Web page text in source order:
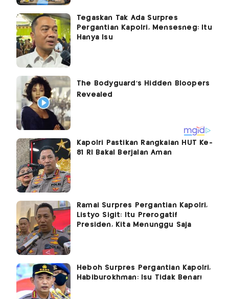
Tegaskan Tak Ada Surpres
Pergantian Kapolri, Mensesneg: Itu
Hanya Isu
Kapolri Pastikan Rangkaian HUT Ke-
81 RI Bakal Berjalan Aman
Ramai Surpres Pergantian Kapolri,
Listyo Sigit: Itu Prerogatif
Presiden, Kita Menunggu Saja
Heboh Surpres Pergantian Kapolri,
Habiburokhman: Isu Tidak Benar!